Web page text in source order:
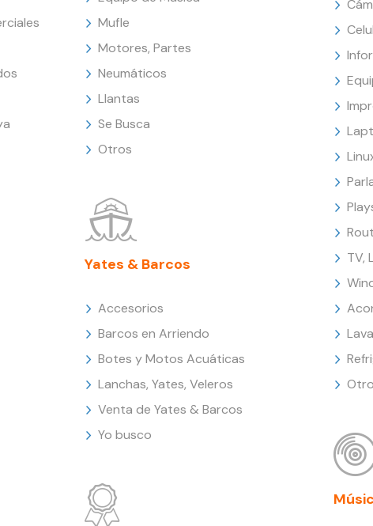
Mufle
Motores, Partes
Neumáticos
Llantas
Se Busca
Otros
Yates & Barcos
Accesorios
Barcos en Arriendo
Botes y Motos Acuáticas
Lanchas, Yates, Veleros
Venta de Yates & Barcos
Yo busco
TV,